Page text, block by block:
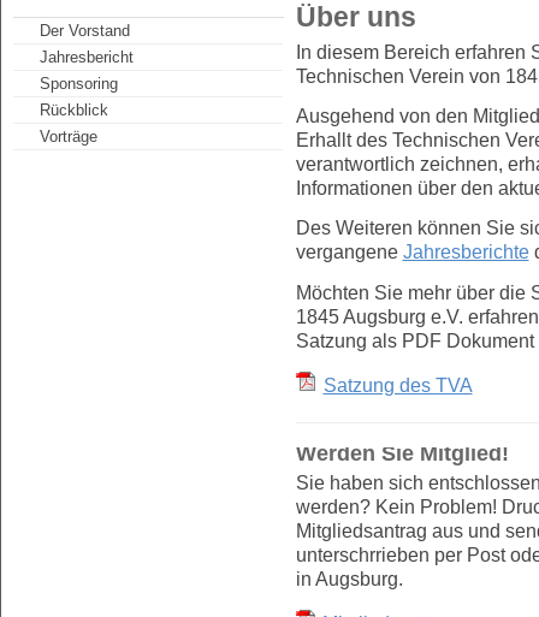
Der Vorstand
Jahresbericht
Sponsoring
Rückblick
Vorträge
Über uns
In diesem Bereich erfahren
Technischen Verein von
Ausgehend von den
Erhallt des Technischen
verantwortlich zeichnen,
Informationen über den
Des Weiteren können Sie
vergangene Jahresberichte
Möchten Sie mehr über die
1845 Augsburg e.V.
Satzung als PDF
Satzung des TVA
Werden Sie Mitglied!
Sie haben sich
werden? Kein Problem!
Mitgliedsantrag aus und
unterschrrieben per Post
in Augsburg.